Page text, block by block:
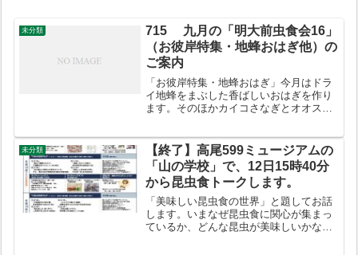
未分類
715 九月の「明大前虫食会16」
（お彼岸特集・地蜂おはぎ他）の
ご案内
「お彼岸特集・地蜂おはぎ」今月はドラ
イ地蜂をまぶした香ばしいおはぎを作り
ます。そのほかカイコさなぎとオオスズ
なぎをのせて田楽味噌でいただきます。
2015年９月27日（日...
未分類
【終了】高尾599ミュージアムの
「山の学校」で、12日15時40分
から昆虫食トークします。
「美味しい昆虫食の世界」と題してお話
します。いまなぜ昆虫食に関心が集まっ
ているか、どんな昆虫が美味しいかな